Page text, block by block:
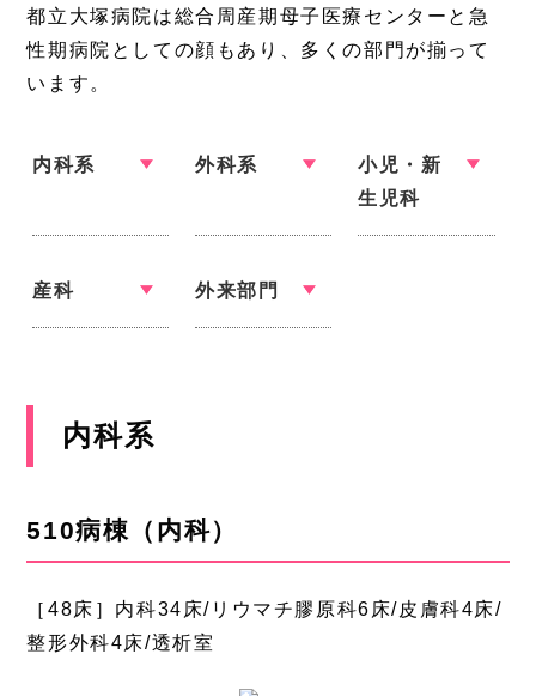
都立大塚病院は総合周産期母子医療センターと急
性期病院としての顔もあり、多くの部門が揃って
います。
内科系 外科系
小児・新
生児科
産科 外来部門
内科系
510病棟 （内科）
［48床］内科34床/リウマチ膠原科6床/皮膚科4床/
整形外科4床/透析室